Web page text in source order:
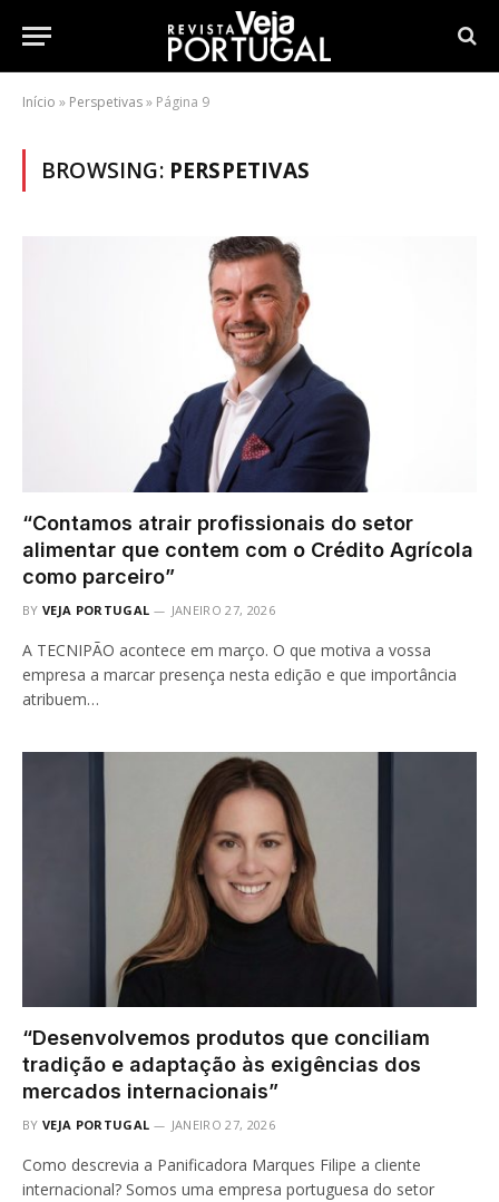
Início » Perspetivas» Página 9
BROWSING: PERSPETIVAS
“Contamos atrair profissionais do setor
alimentar que contem com o Crédito Agrícola
como parceiro”
BY VEJA PORTUGAL JANEIRO 27, 2026
A TECNIPÃO acontece em março. O que motiva a vossa
empresa a marcar presença nesta edição e que importância
atribuem…
“Desenvolvemos produtos que conciliam
tradição e adaptação às exigências dos
mercados internacionais”
BY VEJA PORTUGAL JANEIRO 27, 2026
Como descrevia a Panificadora Marques Filipe a cliente
internacional? Somos uma empresa portuguesa do setor